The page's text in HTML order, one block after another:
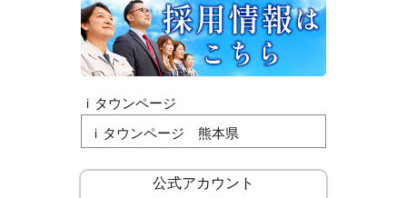
ｉタウンページ
ｉタウンページ 熊本県
公式アカウント